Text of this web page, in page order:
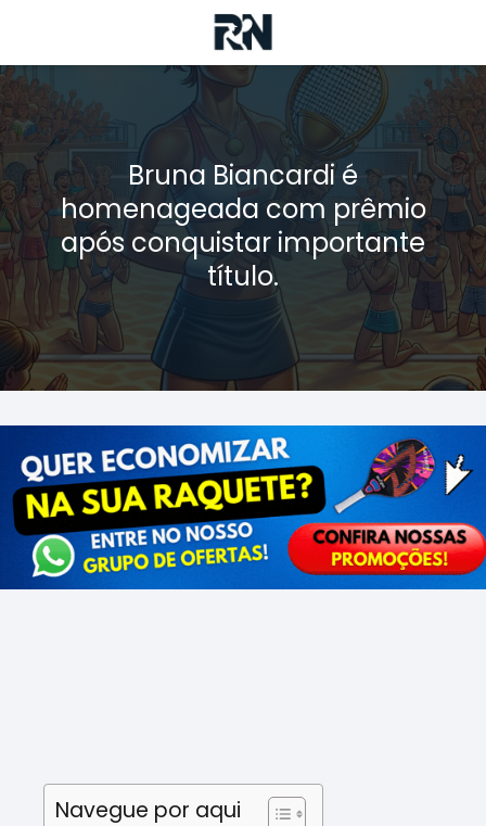
Bruna Biancardi é
homenageada com prêmio
após conquistar importante
título.
Navegue por aqui